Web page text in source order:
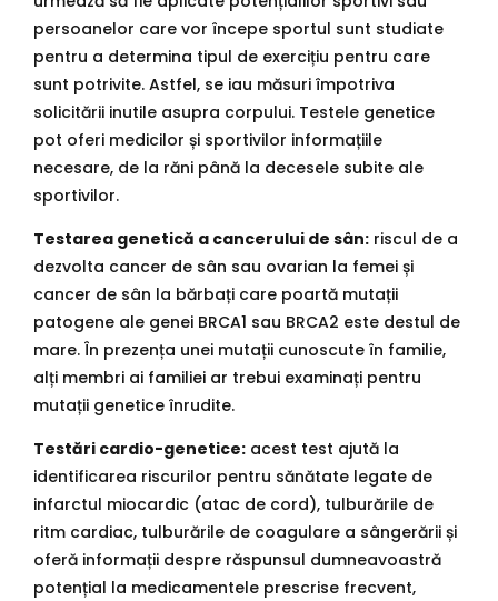
persoanelor care vor începe sportul sunt studiate
pentru a determina tipul de exercițiu pentru care
sunt potrivite. Astfel, se iau măsuri împotriva
solicitării inutile asupra corpului. Testele genetice
pot oferi medicilor și sportivilor informațiile
necesare, de la răni până la decesele subite ale
sportivilor.
Testarea genetică a cancerului de sân: riscul de a
dezvolta cancer de sân sau ovarian la femei și
cancer de sân la bărbați care poartă mutații
patogene ale genei BRCA1 sau BRCA2 este destul de
mare. În prezența unei mutații cunoscute în familie,
alți membri ai familiei ar trebui examinați pentru
mutații genetice înrudite.
Testări cardio-genetice: acest test ajută la
identificarea riscurilor pentru sănătate legate de
infarctul miocardic (atac de cord), tulburările de
ritm cardiac, tulburările de coagulare a sângerării și
oferă informații despre răspunsul dumneavoastră
potențial la medicamentele prescrise frecvent,